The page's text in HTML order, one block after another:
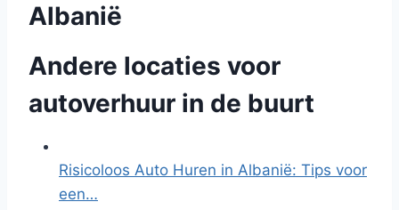
Albanië
Andere locaties voor
autoverhuur in de buurt
Risicoloos Auto Huren in Albanië: Tips voor
een…